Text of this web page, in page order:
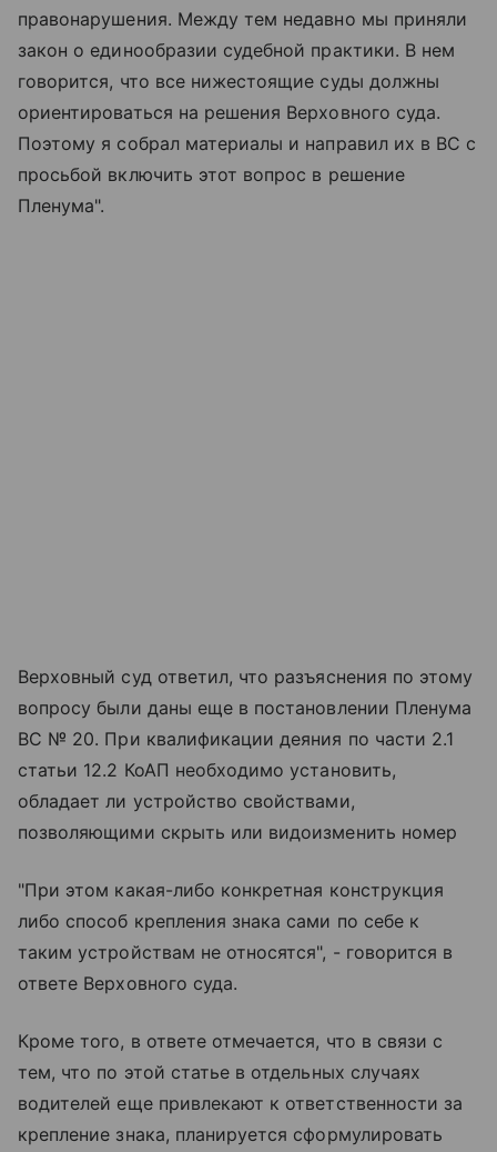
правонарушения. Между тем недавно мы приняли
закон о единообразии судебной практики. В нем
говорится, что все нижестоящие суды должны
ориентироваться на решения Верховного суда.
Поэтому я собрал материалы и направил их в ВС с
просьбой включить этот вопрос в решение
Пленума".
Верховный суд ответил, что разъяснения по этому
вопросу были даны еще в постановлении Пленума
ВС № 20. При квалификации деяния по части 2.1
статьи 12.2 КоАП необходимо установить,
обладает ли устройство свойствами,
позволяющими скрыть или видоизменить номер
"При этом какая-либо конкретная конструкция
либо способ крепления знака сами по себе к
таким устройствам не относятся", - говорится в
ответе Верховного суда.
Кроме того, в ответе отмечается, что в связи с
тем, что по этой статье в отдельных случаях
водителей еще привлекают к ответственности за
крепление знака, планируется сформулировать